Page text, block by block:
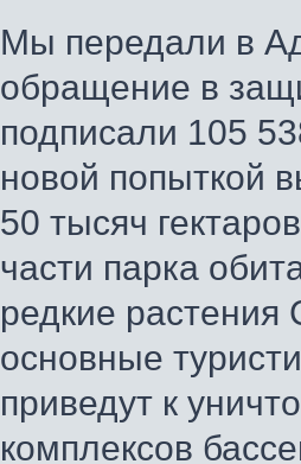
Мы передали в
обращение в
подписали 105
новой попыткой
50 тысяч
части парка
редкие растения
основные
приведут к
комплексов